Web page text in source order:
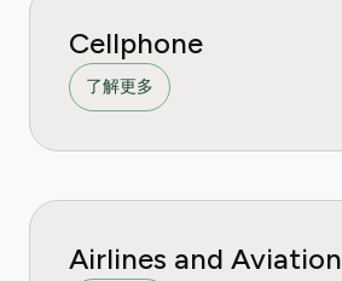
Cellphone
了解更多
Airlines and Aviation